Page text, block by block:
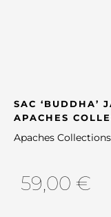
SAC ‘BUDDHA’
APACHES
Apaches Collections
59,00 €